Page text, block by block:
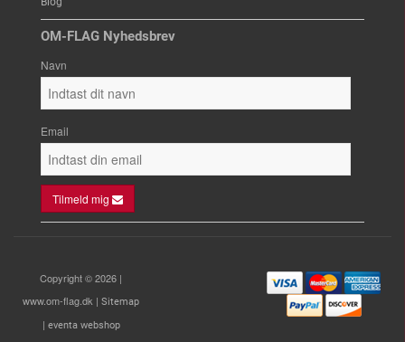
OM-FLAG Nyhedsbrev
Navn
Email
Tilmeld mig
Copyright © 2026 |
www.om-flag.dk |Sitemap
| eventa webshop